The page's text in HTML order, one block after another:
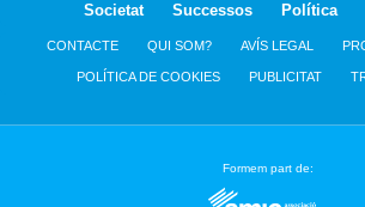
Societat
Successos Política
CONTACTE QUI SOM? AVÍS LEGAL
POLÍTICA DE COOKIES PUBLICITAT
Formem part de: